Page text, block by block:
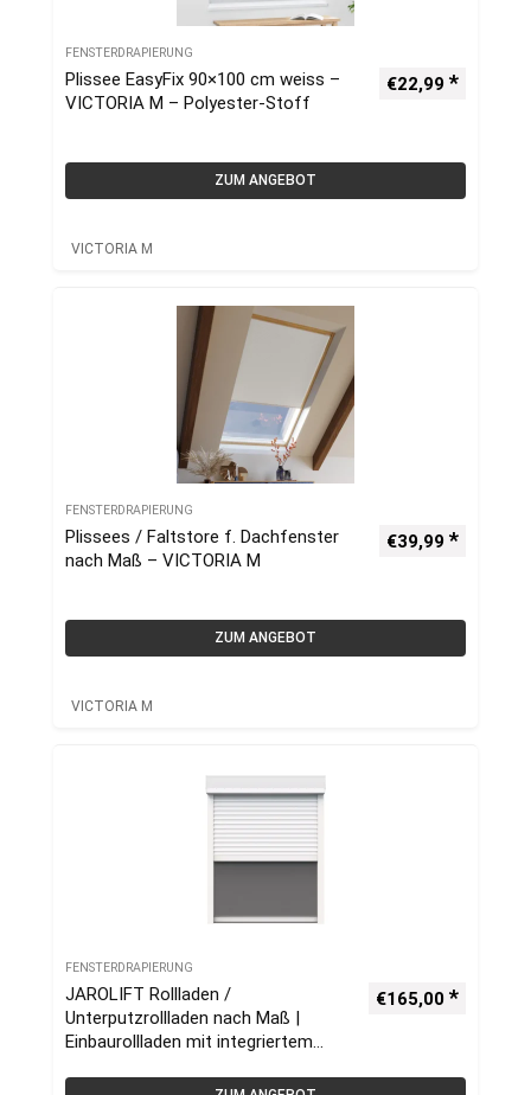
FENSTERDRAPIERUNG
Plissee EasyFix 90×100 cm weiss –
VICTORIA M – Polyester-Stoff
€22,99
ZUM ANGEBOT
VICTORIA M
FENSTERDRAPIERUNG
Plissees / Faltstore f. Dachfenster
nach Maß – VICTORIA M
€39,99
ZUM ANGEBOT
VICTORIA M
FENSTERDRAPIERUNG
JAROLIFT Rollladen /
Unterputzrollladen nach Maß |
Einbaurollladen mit integriertem
€165,00